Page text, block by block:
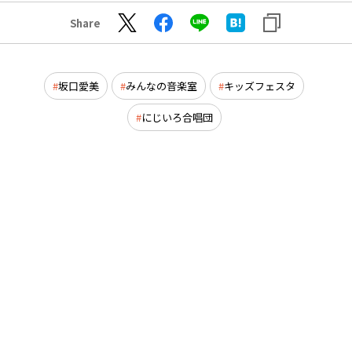
Share
坂口愛美 みんなの音楽室 キッズフェスタ
にじいろ合唱団